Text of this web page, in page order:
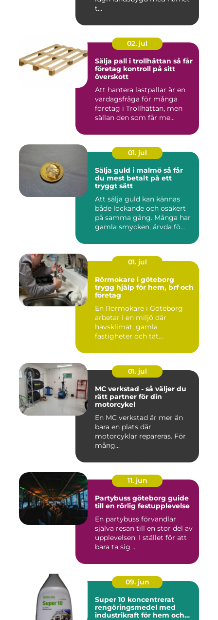
t...
02. jul
Sälja pall i trollhättan så får
företag kontroll på sitt
överskott
Att hantera lastpallar är en
vardagsfråga för många
företag i Trollhättan, men
sällan den som får me...
01. jul
Sälja guld i malmö så får
du mest betalt på ett
tryggt sätt
Att sälja guld kan kännas
både lockande och osäkert
på samma gång. Många har
gamla smycken, ärvda fö...
01. jul
Rörmokare i göteborg
trygg hjälp för hem, brf och
företag
En Rörmokare i Göteborg
arbetar i en miljö där
havsklimat, gamla
fastigheter och tät
01. jul
MC verkstad - så väljer du
rätt partner för din
motorcykel
En MC verkstad är mer än
bara en plats där
motorcyklar repareras. För
mång...
11. jun
Partybuss göteborg guide
till en rörlig festupplevelse
En partybuss förvandlar
själva resan till en stor del av
upplevelsen. I stället för att
bara ta sig ...
09. jun
Super 10 koncentrerat
rengöringsmedel med
industrikraft för hem och